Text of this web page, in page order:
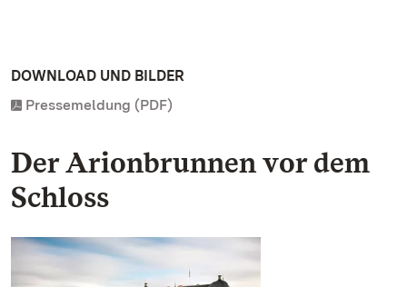
DOWNLOAD UND BILDER
Pressemeldung (PDF)
Der Arionbrunnen vor dem
Schloss